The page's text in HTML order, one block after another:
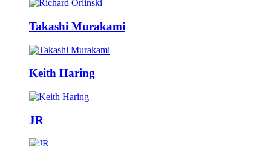
Takashi Murakami
Keith Haring
JR